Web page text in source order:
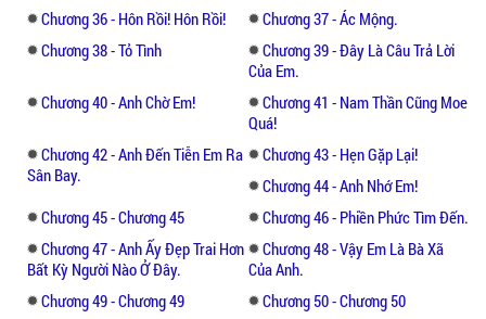
Chương 36 - Hôn Rồi! Hôn Rồi!
Chương 37 - Ác Mộng.
Chương 38 - Tỏ Tình
Chương 39 - Đây Là Câu Trả Lời
Của Em.
Chương 40 - Anh Chờ Em!
Chương 41 - Nam Thần Cũng Moe
Quá!
Chương 42 - Anh Đến Tiễn Em Ra
Sân Bay.
Chương 43 - Hẹn Gặp Lại!
Chương 44 - Anh Nhớ Em!
Chương 45 - Chương 45
Chương 46 - Phiền Phức Tìm Đến.
Chương 47 - Anh Ấy Đẹp Trai Hơn
Bất Kỳ Người Nào Ở Đây.
Chương 48 - Vậy Em Là Bà Xã
Của Anh.
Chương 49 - Chương 49
Chương 50 - Chương 50